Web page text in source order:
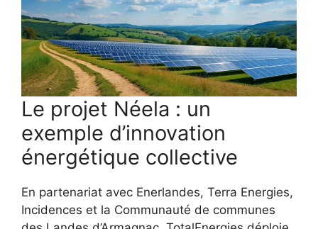
Le projet Néela : un
exemple d’innovation
énergétique collective
En partenariat avec Enerlandes, Terra Energies,
Incidences et la Communauté de communes